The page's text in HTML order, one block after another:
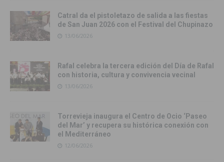
Catral da el pistoletazo de salida a las fiestas
de San Juan 2026 con el Festival del Chupinazo
13/06/2026
Rafal celebra la tercera edición del Día de Rafal
con historia, cultura y convivencia vecinal
13/06/2026
Torrevieja inaugura el Centro de Ocio ‘Paseo
del Mar’ y recupera su histórica conexión con
el Mediterráneo
12/06/2026